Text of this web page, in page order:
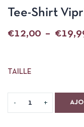
Tee-Shirt
€12,00 – €
TAILLE